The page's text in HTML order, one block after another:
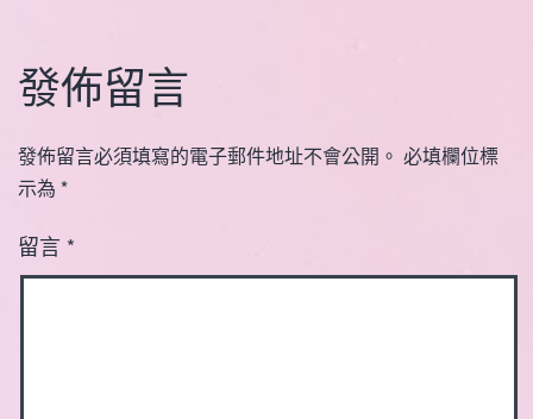
發佈留言
發佈留言必須填寫的電子郵件地址不會公開。 必填欄位標
示為 *
留言 *